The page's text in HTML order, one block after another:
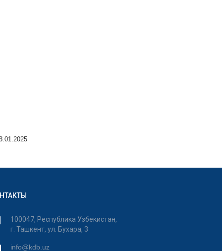
100047, Республика Узбекистан,
г. Ташкент, ул. Бухара, 3
info@kdb.uz